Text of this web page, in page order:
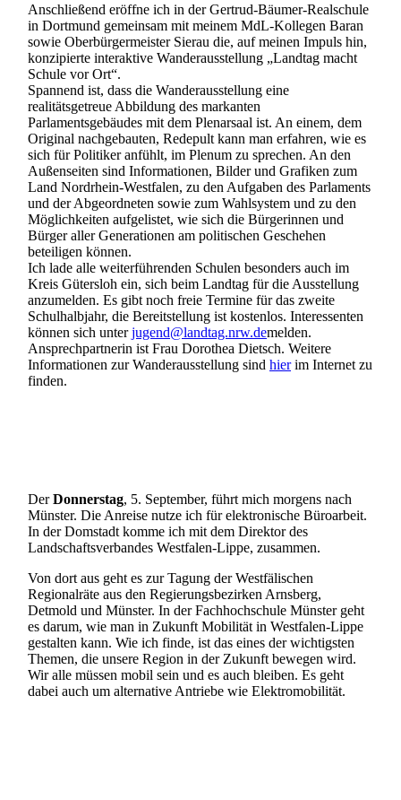
Anschließend eröffne ich in der Gertrud-Bäumer-Realschule
in Dortmund gemeinsam mit meinem MdL-Kollegen Baran
sowie Oberbürgermeister Sierau die, auf meinen Impuls hin,
konzipierte interaktive Wanderausstellung „Landtag macht
Schule vor Ort“.
Spannend ist, dass die Wanderausstellung eine
realitätsgetreue Abbildung des markanten
Parlamentsgebäudes mit dem Plenarsaal ist. An einem, dem
Original nachgebauten, Redepult kann man erfahren, wie es
sich für Politiker anfühlt, im Plenum zu sprechen. An den
Außenseiten sind Informationen, Bilder und Grafiken zum
Land Nordrhein-Westfalen, zu den Aufgaben des Parlaments
und der Abgeordneten sowie zum Wahlsystem und zu den
Möglichkeiten aufgelistet, wie sich die Bürgerinnen und
Bürger aller Generationen am politischen Geschehen
beteiligen können.
Ich lade alle weiterführenden Schulen besonders auch im
Kreis Gütersloh ein, sich beim Landtag für die Ausstellung
anzumelden. Es gibt noch freie Termine für das zweite
Schulhalbjahr, die Bereitstellung ist kostenlos. Interessenten
können sich unterjugend@landtag.nrw.demelden.
Ansprechpartnerin ist Frau Dorothea Dietsch. Weitere
Informationen zur Wanderausstellung sind hierim Internet zu
finden.
DerDonnerstag, 5. September, führt mich morgens nach
Münster. Die Anreise nutze ich für elektronische Büroarbeit.
In der Domstadt komme ich mit dem Direktor des
Landschaftsverbandes Westfalen-Lippe, zusammen.
Von dort aus geht es zur Tagung der Westfälischen
Regionalräte aus den Regierungsbezirken Arnsberg,
Detmold und Münster. In der Fachhochschule Münster geht
es darum, wie man in Zukunft Mobilität in Westfalen-Lippe
gestalten kann. Wie ich finde, ist das eines der wichtigsten
Themen, die unsere Region in der Zukunft bewegen wird.
Wir alle müssen mobil sein und es auch bleiben. Es geht
dabei auch um alternative Antriebe wie Elektromobilität.